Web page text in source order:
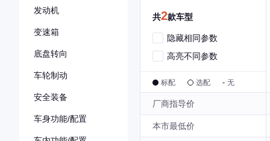
发动机
变速箱
底盘转向
车轮制动
安全装备
车身功能/配置
共2款车型
隐藏相同参数
高亮不同参数
标配 选配 - 无
厂商指导价
本市最低价